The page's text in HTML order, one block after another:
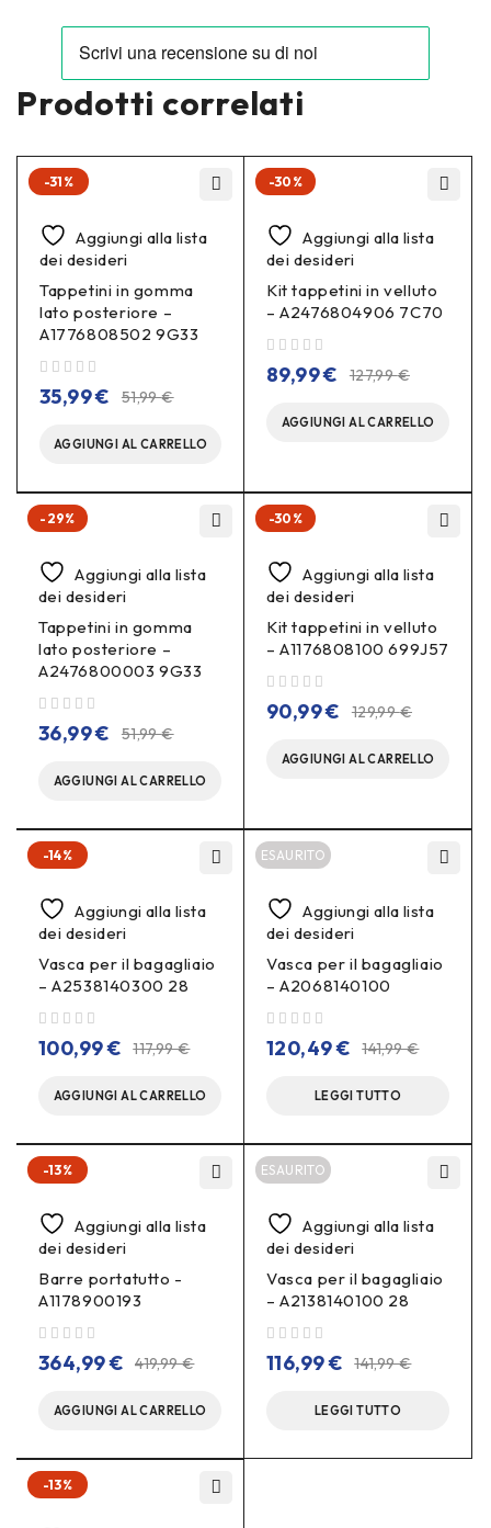
Prodotti correlati
-31%
Aggiungi alla lista
dei desideri
Tappetini in gomma
lato posteriore –
A1776808502 9G33
51,99€
35,99€
AGGIUNGI AL CARRELLO
-30%
Aggiungi alla lista
dei desideri
Kit tappetini in velluto
– A2476804906 7C70
127,99€
89,99€
AGGIUNGI AL CARRELLO
-29%
Aggiungi alla lista
dei desideri
Tappetini in gomma
lato posteriore –
A2476800003 9G33
51,99€
36,99€
AGGIUNGI AL CARRELLO
-30%
Aggiungi alla lista
dei desideri
Kit tappetini in velluto
– A1176808100 699J57
129,99€
90,99€
AGGIUNGI AL CARRELLO
-14%
Aggiungi alla lista
dei desideri
Vasca per il bagagliaio
– A2538140300 28
117,99€
100,99€
AGGIUNGI AL CARRELLO
ESAURITO
Aggiungi alla lista
dei desideri
Vasca per il bagagliaio
– A2068140100
141,99€
120,49€
LEGGI TUTTO
-13%
Aggiungi alla lista
dei desideri
Barre portatutto -
A1178900193
419,99€
364,99€
AGGIUNGI AL CARRELLO
ESAURITO
Aggiungi alla lista
dei desideri
Vasca per il bagagliaio
– A2138140100 28
141,99€
116,99€
LEGGI TUTTO
-13%